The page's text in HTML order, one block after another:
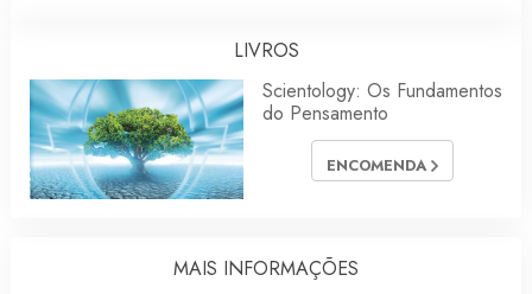
LIVROS
Scientology: Os Fundamentos
do Pensamento
ENCOMENDA
MAIS INFORMAÇÕES